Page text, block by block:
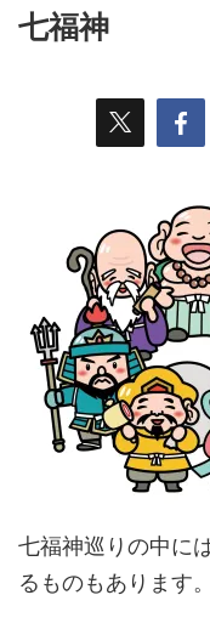
七福神
七福神巡りの中に
るものもあります。